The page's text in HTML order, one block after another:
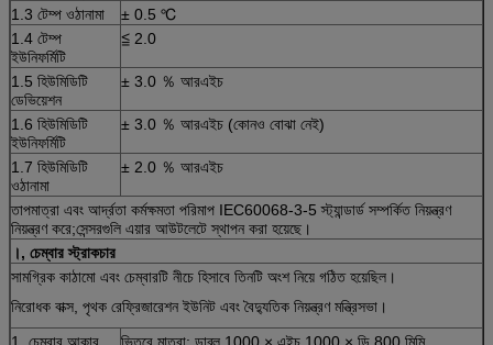
1.3 টেম্প ওঠানামা
± 0.5 ℃
1.4 টেম্প
ইউনিফর্মিটি
≦ 2.0
1.5 হিউমিডিটি
ডেভিয়েশন
± 3.0 ％ আরএইচ
1.6 হিউমিডিটি
ইউনিফর্মিটি
± 3.0 ％ আরএইচ (কোনও বোঝা নেই)
1.7 হিউমিডিটি
ওঠানামা
± 2.0 ％ আরএইচ
তাপমাত্রা এবং আর্দ্রতা কর্মক্ষমতা পরিমাপ IEC60068-3-5 স্ট্যান্ডার্ড সম্পর্কিত নিয়ন্ত্রণ
নিয়ন্ত্রণ করে;সেন্সরগুলি এয়ার আউটলেটে স্থাপন করা হয়েছে।
।, চেম্বার স্ট্রাকচার
সামগ্রিক কাঠামো এবং চেম্বারটি নীচে হিসাবে তিনটি অংশ নিয়ে গঠিত হয়েছিল।
নিরোধক বাক্স, পৃথক রেফ্রিজারেশন ইউনিট এবং বৈদ্যুতিক নিয়ন্ত্রণ মন্ত্রিসভা।